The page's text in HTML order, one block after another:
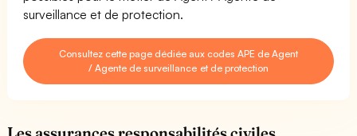
surveillance et de protection.
Consultez cette page dédiée aux codes APE de Agent
/ Agente de surveillance et de protection